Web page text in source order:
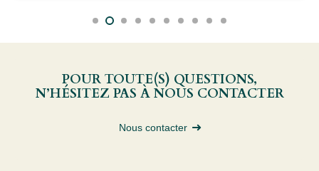
POUR TOUTE(S) QUESTIONS,
N’HÉSITEZ PAS À NOUS CONTACTER
Nous contacter